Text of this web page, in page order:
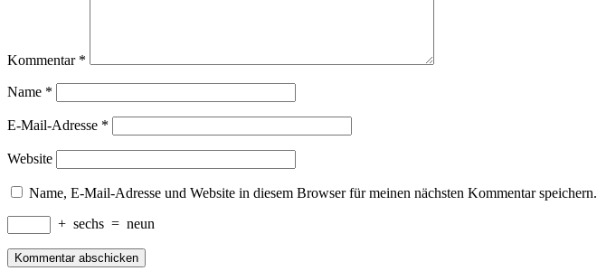
Kommentar *
Name *
E-Mail-Adresse *
Website
Name, E-Mail-Adresse und Website in diesem Browser für meinen nächsten Kommentar speichern.
+ sechs = neun